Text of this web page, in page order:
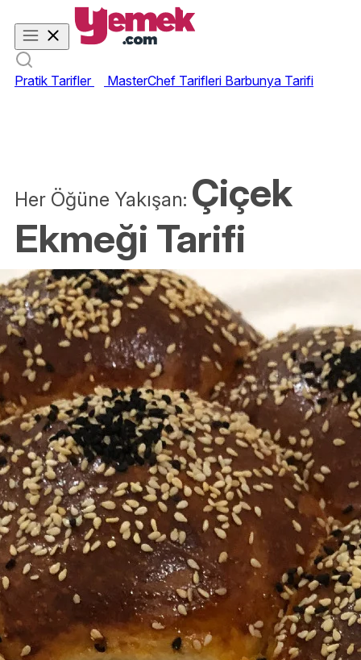
Pratik Tarifler MasterChef Tarifleri Barbunya Tarifi
Her Öğüne Yakışan: Çiçek
Ekmeği Tarifi